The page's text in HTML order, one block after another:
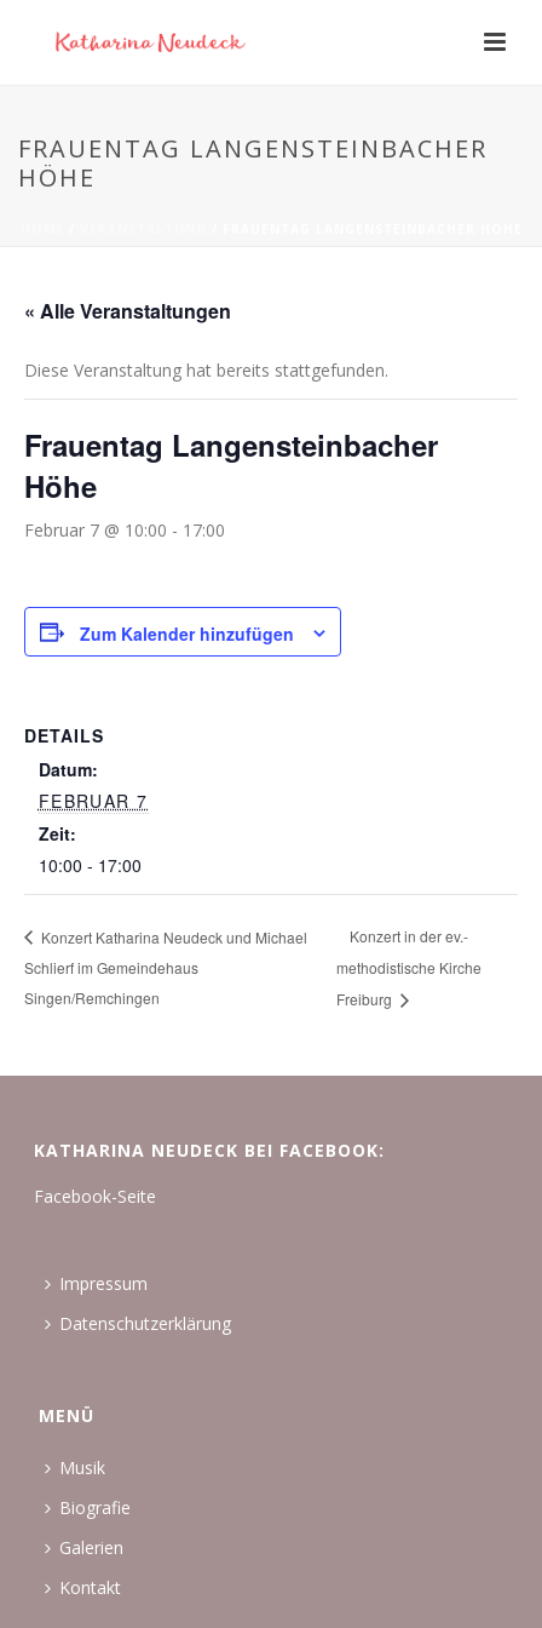
FRAUENTAG LANGENSTEINBACHER
HÖHE
« Alle Veranstaltungen
Diese Veranstaltung hat bereits stattgefunden.
Frauentag Langensteinbacher
Höhe
Februar 7 @ 10:00 - 17:00
Zum Kalender hinzufügen
DETAILS
Datum:
FEBRUAR 7
Zeit:
10:00 - 17:00
Konzert Katharina Neudeck und Michael
Schlierf im Gemeindehaus
Singen/Remchingen
Konzert in der ev.-
methodistische Kirche
Freiburg
KATHARINA NEUDECK BEI FACEBOOK:
Facebook-Seite
Impressum
Datenschutzerklärung
MENÜ
Musik
Biografie
Galerien
Kontakt